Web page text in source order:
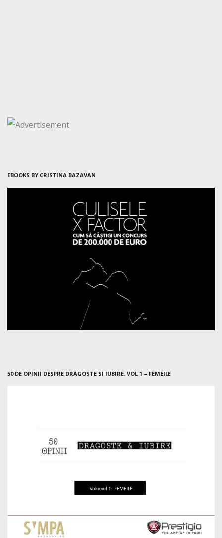
EBOOKS BY CRISTINA BAZAVAN
50 DE OPINII DESPRE DRAGOSTE SI IUBIRE. VOL 1 – FEMEILE